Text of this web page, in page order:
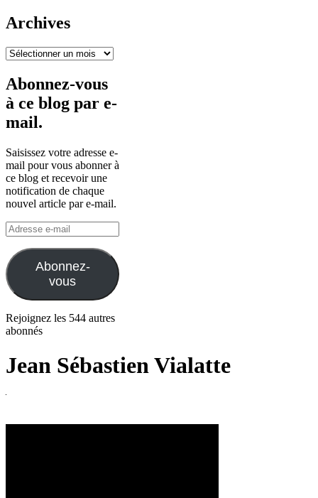
Archives
Archives
Abonnez-vous
à ce blog par e-
mail.
Saisissez votre adresse e-
mail pour vous abonner à
ce blog et recevoir une
notification de chaque
nouvel article par e-mail.
Adresse
e-
mail
Abonnez-
vous
Rejoignez les 544 autres
abonnés
Jean Sébastien Vialatte